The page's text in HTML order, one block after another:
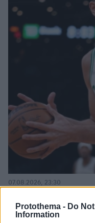
Protothema - Do
Information
Βάλθηκε να
πρώην σέντερ του
κριτήρια...
07.08.2026, 23:30